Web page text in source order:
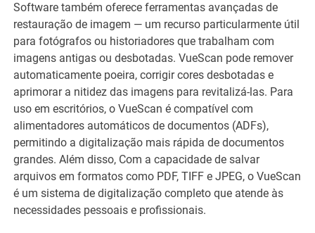
Software também oferece ferramentas avançadas de
restauração de imagem — um recurso particularmente útil
para fotógrafos ou historiadores que trabalham com
imagens antigas ou desbotadas. VueScan pode remover
automaticamente poeira, corrigir cores desbotadas e
aprimorar a nitidez das imagens para revitalizá-las. Para
uso em escritórios, o VueScan é compatível com
alimentadores automáticos de documentos (ADFs),
permitindo a digitalização mais rápida de documentos
grandes. Além disso, Com a capacidade de salvar
arquivos em formatos como PDF, TIFF e JPEG, o VueScan
é um sistema de digitalização completo que atende às
necessidades pessoais e profissionais.